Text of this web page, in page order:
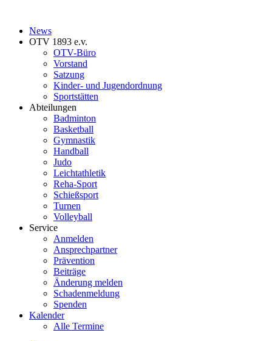
News
OTV 1893 e.v.
OTV-Büro
Vorstand
Satzung
Kinder- und Jugendordnung
Sportstätten
Abteilungen
Badminton
Basketball
Gymnastik
Handball
Judo
Leichtathletik
Reha-Sport
Schießsport
Turnen
Volleyball
Service
Anmelden
Ansprechpartner
Prävention
Beiträge
Änderung melden
Schadenmeldung
Spenden
Kalender
Alle Termine